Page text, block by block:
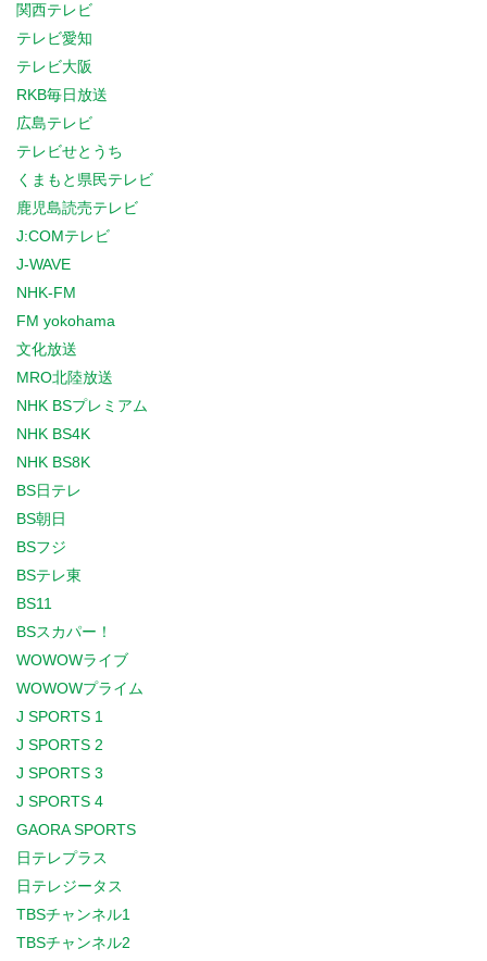
関西テレビ
テレビ愛知
テレビ大阪
RKB毎日放送
広島テレビ
テレビせとうち
くまもと県民テレビ
鹿児島読売テレビ
J:COMテレビ
J-WAVE
NHK-FM
FM yokohama
文化放送
MRO北陸放送
NHK BSプレミアム
NHK BS4K
NHK BS8K
BS日テレ
BS朝日
BSフジ
BSテレ東
BS11
BSスカパー！
WOWOWライブ
WOWOWプライム
J SPORTS 1
J SPORTS 2
J SPORTS 3
J SPORTS 4
GAORA SPORTS
日テレプラス
日テレジータス
TBSチャンネル1
TBSチャンネル2